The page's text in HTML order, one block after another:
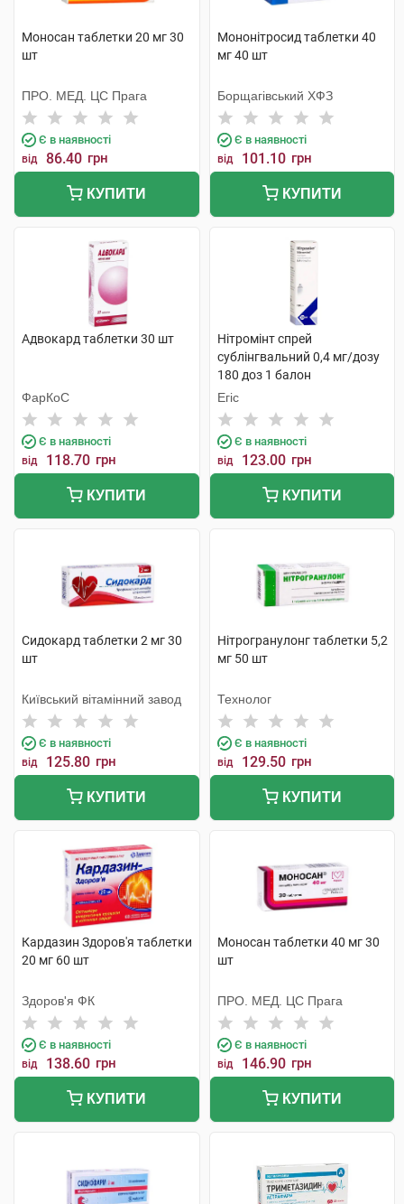
Моносан таблетки 20 мг 30
шт
ПРО. МЕД. ЦС Прага
Є в наявності
від 86.40 грн
КУПИТИ
Мононітросид таблетки 40
мг 40 шт
Борщагівський ХФЗ
Є в наявності
від 101.10 грн
КУПИТИ
Адвокард таблетки 30 шт
ФарКоС
Є в наявності
від 118.70 грн
КУПИТИ
Нітромінт спрей
сублінгвальний 0,4 мг/дозу
180 доз 1 балон
Егіс
Є в наявності
від 123.00 грн
КУПИТИ
Сидокард таблетки 2 мг 30
шт
Київський вітамінний завод
Є в наявності
від 125.80 грн
КУПИТИ
Нітрогранулонг таблетки 5,2
мг 50 шт
Технолог
Є в наявності
від 129.50 грн
КУПИТИ
Кардазин Здоров'я таблетки
20 мг 60 шт
Здоров'я ФК
Є в наявності
від 138.60 грн
КУПИТИ
Моносан таблетки 40 мг 30
шт
ПРО. МЕД. ЦС Прага
Є в наявності
від 146.90 грн
КУПИТИ